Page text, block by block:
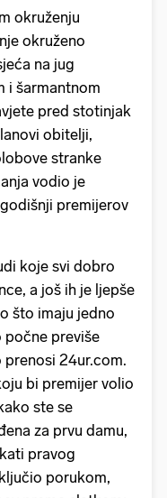
okruženju
okruženo
na jug
i šarmantnom
pred stotinjak
obitelji,
stranke
vodio je
premijerov
koje svi dobro
a još ih je ljepše
što imaju jedno
previše
prenosi 24ur.com.
bi premijer volio
ste se
za prvu damu,
pravog
porukom,